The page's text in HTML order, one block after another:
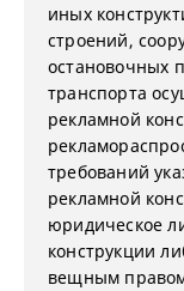
иных
строений,
остановочных
транспорта
рекламной
требований
рекламной
юридическое
конструкции
вещным